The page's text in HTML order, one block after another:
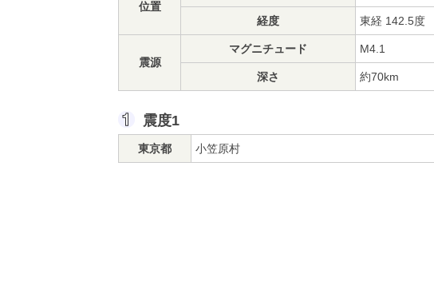
位置
経度 東経 142.5度
震源
マグニチュード M4.1
深さ 約70km
震度1
東京都 小笠原村